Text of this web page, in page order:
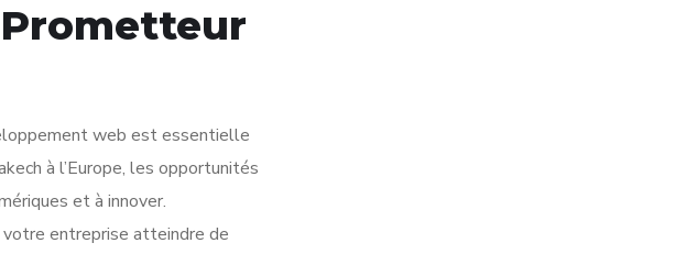
web est essentielle
à l’Europe, les opportunités
et à innover.
votre entreprise atteindre de